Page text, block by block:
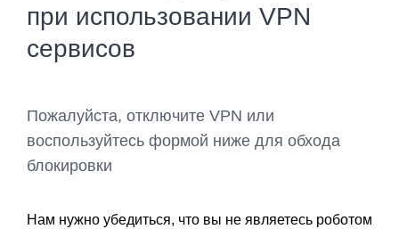
при использовании VPN
сервисов
Пожалуйста, отключите VPN или
воспользуйтесь формой ниже для обхода
блокировки
Нам нужно убедиться, что вы не являетесь роботом